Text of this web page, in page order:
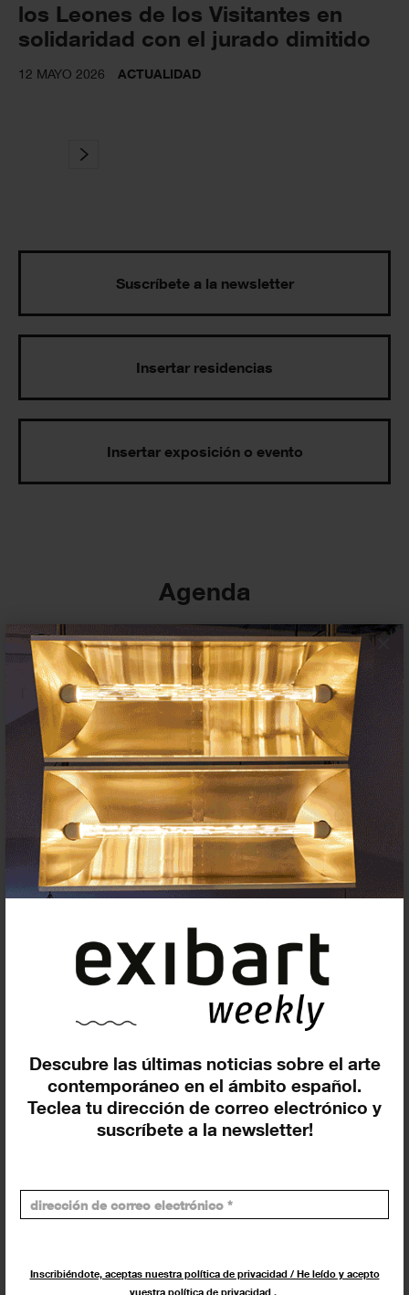
Descubre las últimas noticias sobre el arte
contemporáneo en el ámbito español.
Teclea tu dirección de correo electrónico y
suscríbete a la newsletter!
Inscribiéndote, aceptas nuestra política de privacidad / He leído y acepto
vuestra política de privacidad .
×
los Leones de los Visitantes en
solidaridad con el jurado dimitido
12 MAYO 2026 ACTUALIDAD
Suscríbete a la newsletter
Insertar residencias
Insertar exposición o evento
Agenda
Exposiciones, inauguraciones,
actividades.
¡Te ayudamos a encontrar el
evento que buscas !
Exposiciones y eventos
Eventos de hoy
Pasados, en curso y futuros
Incluir eventos web
Buscar
Exposiciones y actividades en tu ciudad